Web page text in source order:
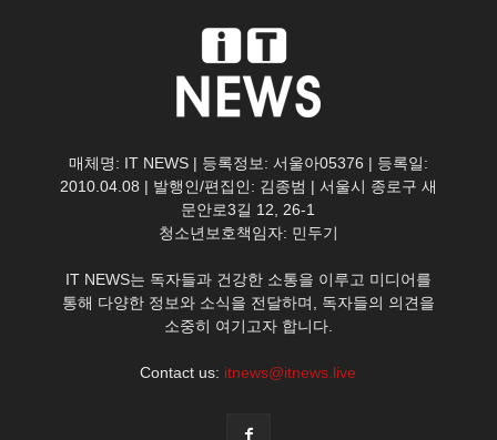
매체명: IT NEWS | 등록정보: 서울아05376 | 등록일:
2010.04.08 | 발행인/편집인: 김종범 | 서울시 종로구 새
문안로3길 12, 26-1
청소년보호책임자: 민두기
IT NEWS는 독자들과 건강한 소통을 이루고 미디어를
통해 다양한 정보와 소식을 전달하며, 독자들의 의견을
소중히 여기고자 합니다.
Contact us: itnews@itnews.live